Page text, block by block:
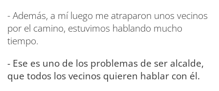
- Además, a mí luego me atraparon unos vecinos
por el camino, estuvimos hablando mucho
tiempo.
- Ese es uno de los problemas de ser alcalde,
que todos los vecinos quieren hablar con él.